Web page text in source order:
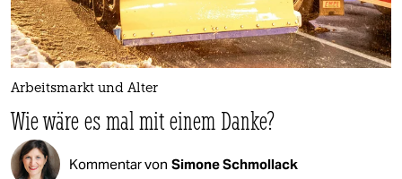
Arbeitsmarkt und Alter
Wie wäre es mal mit einem Danke?
Kommentar von Simone Schmollack